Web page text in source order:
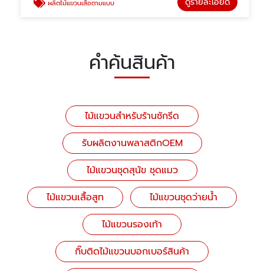
ผลิตไม้แขวนเสื้อตามแบบ
คำค้นสินค้า
ไม้แขวนสำหรับร้านซักรีด
รับผลิตงานพลาสติกOEM
ไม้แขวนชุดสุนัข ชุดแมว
ไม้แขวนเสื้อสูท
ไม้แขวนชุดว่ายน้ำ
ไม้แขวนรองเท้า
กิ๊บติดไม้แขวนบอกเบอร์สินค้า